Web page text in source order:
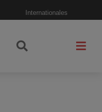
Internationales